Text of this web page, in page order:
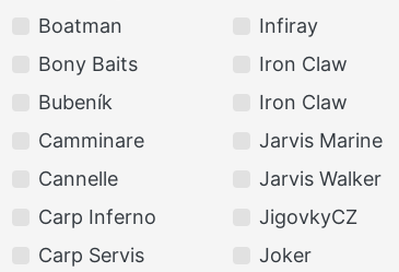
Boatman
Bony Baits
Bubeník
Camminare
Cannelle
Carp Inferno
Carp Servis
Infiray
Iron Claw
Iron Claw
Jarvis Marine
Jarvis Walker
JigovkyCZ
Joker